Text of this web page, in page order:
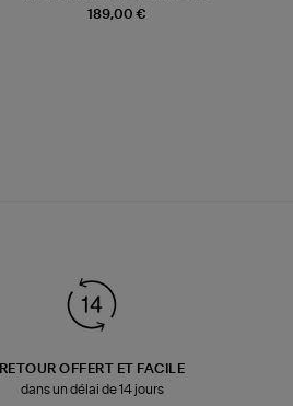
189,00 €
RETOUR OFFERT ET FACILE
dans un délai de 14 jours